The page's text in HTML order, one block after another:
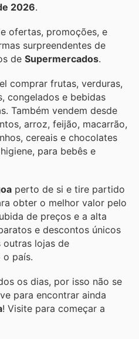
2026.
ofertas, promoções, e
surpreendentes de
de Supermercados.
comprar frutas, verduras,
congelados e bebidas
Também vendem desde
arroz, feijão, macarrão,
cereais e chocolates
para bebês e
perto de si e tire partido
obter o melhor valor pelo
de preços e a alta
e descontos únicos
outras lojas de
país.
os dias, por isso não se
para encontrar ainda
! Visite para começar a